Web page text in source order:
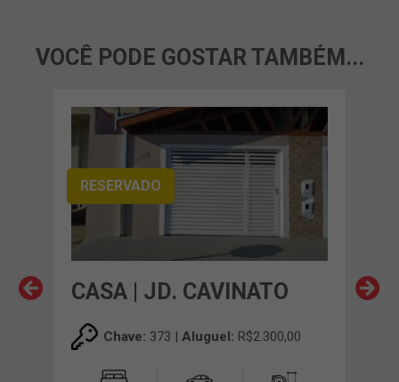
VOCÊ PODE GOSTAR TAMBÉM...
RESERVADO
CASA | JD. CAVINATO
Chave: 373 | Aluguel: R$2.300,00